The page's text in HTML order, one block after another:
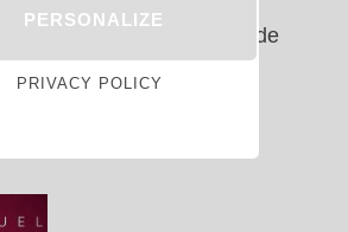
ouverts à la réouverture de
…
PERSONALIZE
PRIVACY POLICY